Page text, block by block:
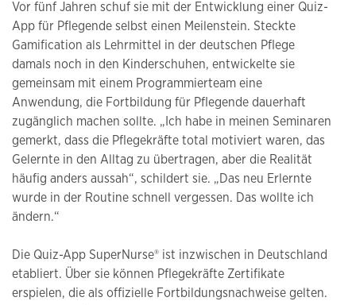
Vor fünf Jahren schuf sie mit der Entwicklung einer Quiz-
App für Pflegende selbst einen Meilenstein. Steckte
Gamification als Lehrmittel in der deutschen Pflege
damals noch in den Kinderschuhen, entwickelte sie
gemeinsam mit einem Programmierteam eine
Anwendung, die Fortbildung für Pflegende dauerhaft
zugänglich machen sollte. „Ich habe in meinen Seminaren
gemerkt, dass die Pflegekräfte total motiviert waren, das
Gelernte in den Alltag zu übertragen, aber die Realität
häufig anders aussah“, schildert sie. „Das neu Erlernte
wurde in der Routine schnell vergessen. Das wollte ich
ändern.“
Die Quiz-App SuperNurse® ist inzwischen in Deutschland
etabliert. Über sie können Pflegekräfte Zertifikate
erspielen, die als offizielle Fortbildungsnachweise gelten.